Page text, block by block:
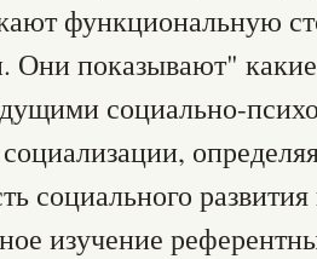
функциональную
Они показывают"
социально-
социального
изучение